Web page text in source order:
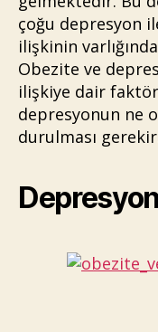
çoğu depresyon
ilişkinin
Obezite ve
ilişkiye dair
depresyonun ne
durulması